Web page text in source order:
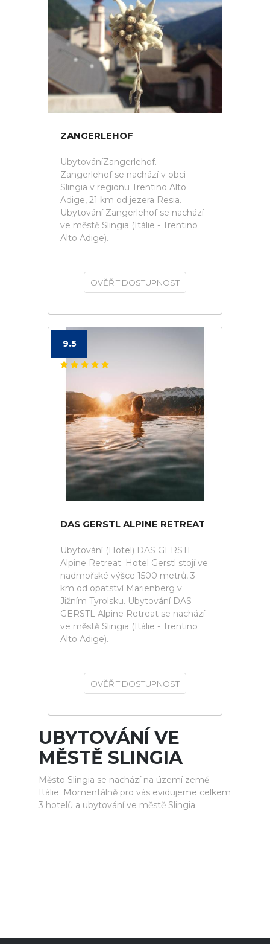
ZANGERLEHOF
UbytováníZangerlehof.
Zangerlehof se nachází v obci
Slingia v regionu Trentino Alto
Adige, 21 km od jezera Resia.
Ubytování Zangerlehof se nachází
ve městě Slingia (Itálie - Trentino
Alto Adige).
OVĚŘIT DOSTUPNOST
9.5
DAS GERSTL ALPINE RETREAT
Ubytování (Hotel) DAS GERSTL
Alpine Retreat. Hotel Gerstl stojí ve
nadmořské výšce 1500 metrů, 3
km od opatství Marienberg v
Jižním Tyrolsku. Ubytování DAS
GERSTL Alpine Retreat se nachází
ve městě Slingia (Itálie - Trentino
Alto Adige).
OVĚŘIT DOSTUPNOST
UBYTOVÁNÍ VE
MĚSTĚ SLINGIA
Město Slingia se nachází na území země
Itálie. Momentálně pro vás evidujeme celkem
3 hotelů a ubytování ve městě Slingia.